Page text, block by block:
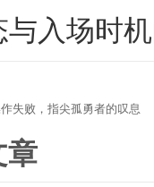
与入场时
失败，指尖孤勇者的叹息
章